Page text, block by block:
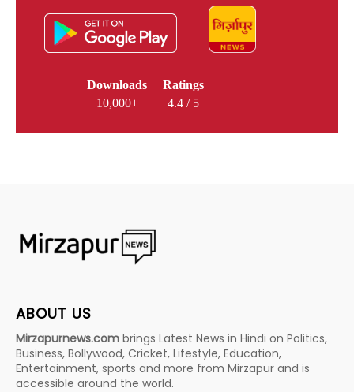
Downloads
10,000+
Ratings
4.4 / 5
ABOUT US
Mirzapurnews.com brings Latest News in Hindi on Politics,
Business, Bollywood, Cricket, Lifestyle, Education,
Entertainment, sports and more from Mirzapur and is
accessible around the world.